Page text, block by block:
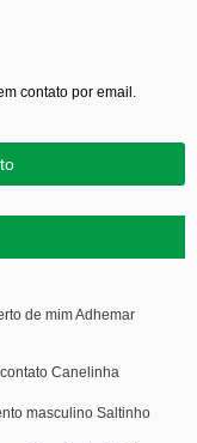
contato por email.
de mim Adhemar
Canelinha
masculino Saltinho